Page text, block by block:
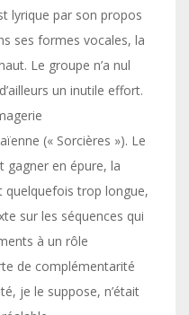
lyrique par son propos
ses formes vocales, la
Le groupe n’a nul
un inutile effort.
(« Sorcières »). Le
gagner en épure, la
quelquefois trop longue,
sur les séquences qui
à un rôle
de complémentarité
je le suppose, n’était